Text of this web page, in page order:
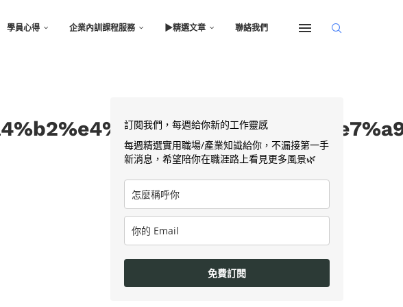
學員心得 企業內訓課程服務 ▶︎精選文章 聯絡我們
訂閱我們，每週給你新的工作靈感
每週精選實用職場/產業知識給你，不漏接第一手
新消息，希望陪你在職涯路上看見更多風景🌿
免費訂閱